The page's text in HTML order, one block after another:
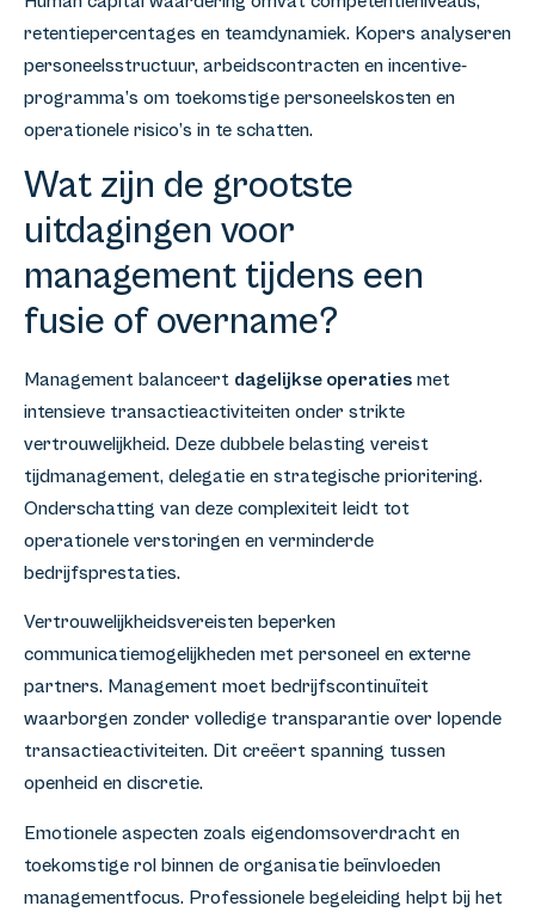
retentiepercentages en teamdynamiek. Kopers analyseren
personeelsstructuur, arbeidscontracten en incentive-
programma’s om toekomstige personeelskosten en
operationele risico’s in te schatten.
Wat zijn de grootste
uitdagingen voor
management tijdens een
fusie of overname?
Management balanceert dagelijkse operaties met
intensieve transactieactiviteiten onder strikte
vertrouwelijkheid. Deze dubbele belasting vereist
tijdmanagement, delegatie en strategische prioritering.
Onderschatting van deze complexiteit leidt tot
operationele verstoringen en verminderde
bedrijfsprestaties.
Vertrouwelijkheidsvereisten beperken
communicatiemogelijkheden met personeel en externe
partners. Management moet bedrijfscontinuïteit
waarborgen zonder volledige transparantie over lopende
transactieactiviteiten. Dit creëert spanning tussen
openheid en discretie.
Emotionele aspecten zoals eigendomsoverdracht en
toekomstige rol binnen de organisatie beïnvloeden
managementfocus. Professionele begeleiding helpt bij het